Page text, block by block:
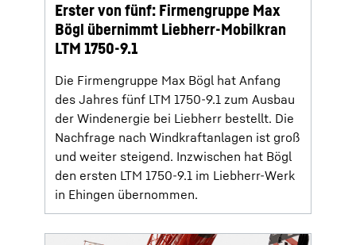
Erster von fünf: Firmengruppe Max
Bögl übernimmt Liebherr-Mobilkran
LTM 1750-9.1
Die Firmengruppe Max Bögl hat Anfang
des Jahres fünf LTM 1750-9.1 zum Ausbau
der Windenergie bei Liebherr bestellt. Die
Nachfrage nach Windkraftanlagen ist groß
und weiter steigend. Inzwischen hat Bögl
den ersten LTM 1750-9.1 im Liebherr-Werk
in Ehingen übernommen.